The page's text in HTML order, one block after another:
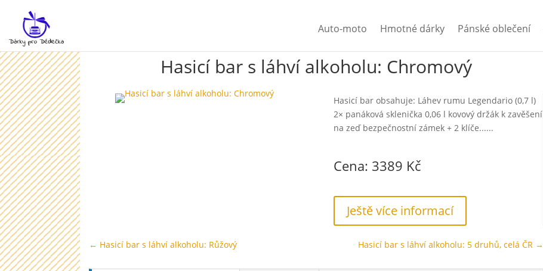
Auto-moto Hmotné dárky Pánské oblečení
Hasicí bar s láhví alkoholu: Chromový
Hasicí bar obsahuje: Láhev rumu Legendario (0,7 l)
2× panáková sklenička 0,06 l kovový držák k zavěšení
na zeď bezpečnostní zámek + 2 klíče......
Cena: 3389 Kč
Ještě více informací
← Hasicí bar s láhví alkoholu: Růžový Hasicí bar s láhví alkoholu: 5 druhů, celá ČR →